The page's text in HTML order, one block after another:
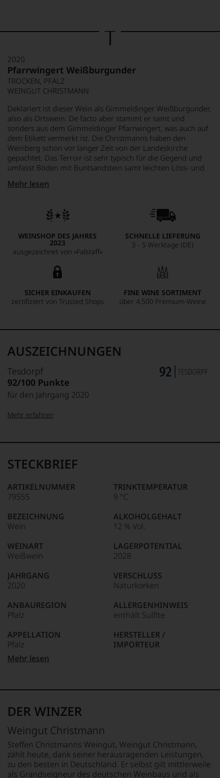
2020
Pfarrwingert Weißburgunder
TROCKEN, PFALZ
WEINGUT CHRISTMANN
Deklariert ist dieser Wein als Gimmeldinger Weißburgunder,
also als Ortswein. De facto aber stammt er samt und
sonders aus dem Gimmeldinger Pfarrwingert, was auch auf
dem Etikett vermerkt ist. Die Christmanns haben den
Weinberg schon vor langer Zeit von der Landeskirche
gepachtet. Das Terroir ist sehr typisch für die Gegend und
umfasst Böden mit Buntsandstein samt leichten Löss- und
Nachtwinde, die die Frische in diesen famosen
direkt von der Kelter samt Sedimenten im großen Holzfass
spontan vergoren und komplett auf der Vollhefe ausgebaut.
in seiner weißfleischigen Aromatik und feinen Würze.
Mehr lesen
WEINSHOP DES JAHRES
2023
ausgezeichnet von »Falstaff«
SCHNELLE LIEFERUNG
3 - 5 Werktage (DE)
SICHER EINKAUFEN
zertifiziert von Trusted Shops
FINE WINE SORTIMENT
über 4.500 Premium-Weine
AUSZEICHNUNGEN
Tesdorpf
92/100 Punkte
für den Jahrgang 2020
95–98 Punkte:
90–94 Punkte:
Unter 85 Punkte:
Name
Tesdorpf
für
»Fine
für
die
edlen
Weine
der
Welt,
kaum
ein
Das
dokumentieren
auch
und
gerade
mit
Medaillen
Weinjournalisten
Fachpublikationen
unseren
Aussendungen
oder
Mehr erfahren
STECKBRIEF
ARTIKELNUMMER
79555
BEZEICHNUNG
Wein
WEINART
Weißwein
JAHRGANG
2020
ANBAUREGION
Pfalz
APPELLATION
Pfalz
REBSORTEN
BIO KENNZEICHNUNG
DE-ÖKO-006
BIO KENNZEICHNUNG
PRODUKT
DE-ÖKO-003
TRINKTEMPERATUR
9 °C
ALKOHOLGEHALT
12 % Vol.
LAGERPOTENTIAL
2028
VERSCHLUSS
Naturkorken
ALLERGENHINWEIS
enthält Sulfite
HERSTELLER /
IMPORTEUR
Deutschland
GESCHMACK
trocken
Mehr lesen
DER WINZER
Weingut Christmann
Steffen Christmanns Weingut, Weingut Christmann,
zählt heute, dank seiner herausragenden Leistungen,
zu den besten in Deutschland. Er selbst gilt mittlerweile
als Grandseigneur des deutschen Weinbaus und als